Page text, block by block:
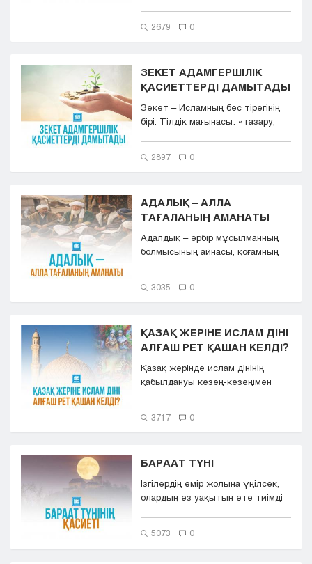
2679 0
ЗЕКЕТ АДАМГЕРШІЛІК
ҚАСИЕТТЕРДІ ДАМЫТАДЫ
Зекет – Исламның бес тірегінің
бірі. Тілдік мағынасы: «тазару,
2897 0
АДАЛЫҚ – АЛЛА
ТАҒАЛАНЫҢ АМАНАТЫ
Адалдық – әрбір мұсылманның
болмысының айнасы, қоғамның
3035 0
ҚАЗАҚ ЖЕРІНЕ ИСЛАМ ДІНІ
АЛҒАШ РЕТ ҚАШАН КЕЛДІ?
Қазақ жерінде ислам дінінің
қабылдануы кезең-кезеңімен
3717 0
БАРААТ ТҮНІ
Ізгілердің өмір жолына үңілсек,
олардың өз уақытын өте тиімді
5073 0